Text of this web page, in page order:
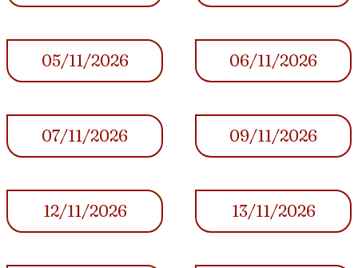
05/11/2026 06/11/2026
07/11/2026 09/11/2026
12/11/2026 13/11/2026